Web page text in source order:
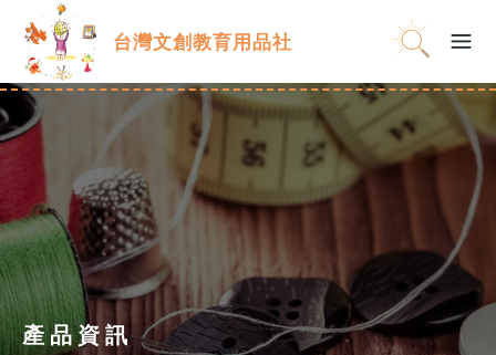
台灣文創教育用品社
產品資訊